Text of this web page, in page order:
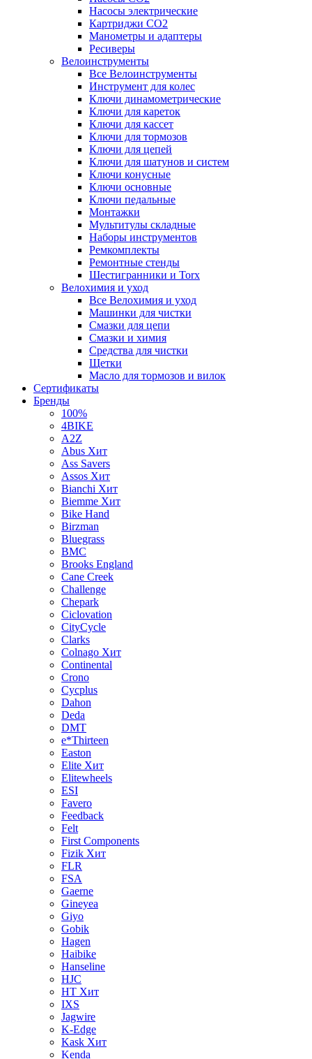
Насосы электрические
Картриджи CO2
Манометры и адаптеры
Ресиверы
Велоинструменты
Все Велоинструменты
Инструмент для колес
Ключи динамометрические
Ключи для кареток
Ключи для кассет
Ключи для тормозов
Ключи для цепей
Ключи для шатунов и систем
Ключи конусные
Ключи основные
Ключи педальные
Монтажки
Мультитулы складные
Наборы инструментов
Ремкомплекты
Ремонтные стенды
Шестигранники и Torx
Велохимия и уход
Все Велохимия и уход
Машинки для чистки
Смазки для цепи
Смазки и химия
Средства для чистки
Щетки
Масло для тормозов и вилок
Сертификаты
Бренды
100%
4BIKE
A2Z
Abus Хит
Ass Savers
Assos Хит
Bianchi Хит
Biemme Хит
Bike Hand
Birzman
Bluegrass
BMC
Brooks England
Cane Creek
Challenge
Chepark
Ciclovation
CityCycle
Clarks
Colnago Хит
Continental
Crono
Cycplus
Dahon
Deda
DMT
e*Thirteen
Easton
Elite Хит
Elitewheels
ESI
Favero
Feedback
Felt
First Components
Fizik Хит
FLR
FSA
Gaerne
Gineyea
Giyo
Gobik
Hagen
Haibike
Hanseline
HJC
HT Хит
IXS
Jagwire
K-Edge
Kask Хит
Kenda